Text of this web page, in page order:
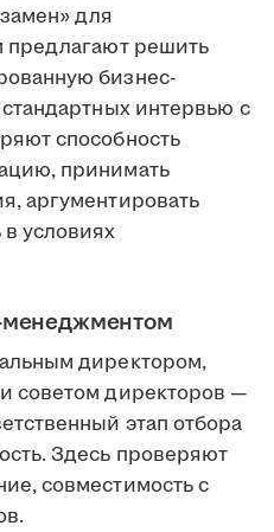
для
предлагают решить
бизнес-
интервью с
способность
принимать
аргументировать
условиях
менеджментом
директором,
советом директоров —
этап отбора
Здесь проверяют
совместимость с